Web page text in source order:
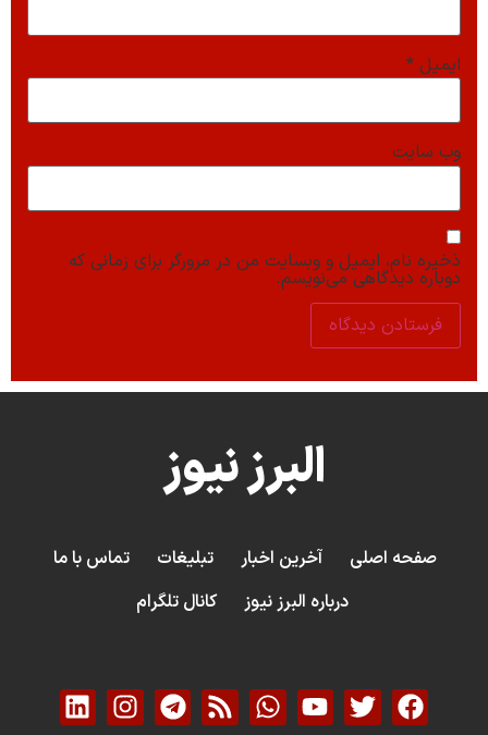
ایمیل *
وب‌ سایت
ذخیره نام، ایمیل و وبسایت من در مرورگر برای زمانی که
دوباره دیدگاهی می‌نویسم.
البرز نیوز
صفحه اصلی آخرین اخبار تبلیغات
تماس با ما
درباره البرز نیوز
کانال تلگرام